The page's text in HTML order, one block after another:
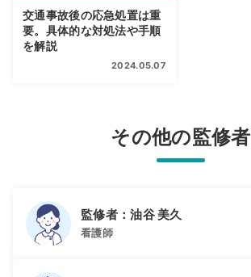
交通事故後の応急処置は重
要。具体的な対処法や手順
を解説
2024.05.07
その他の監修者
監修者：油谷 美久
看護師